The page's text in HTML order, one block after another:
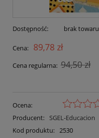
Dostępność: brak towaru
Cena: 89,78 zł
Cena regularna: 94,50 zł
Ocena:
Producent:
SGEL-Educacion
Kod produktu: 2530